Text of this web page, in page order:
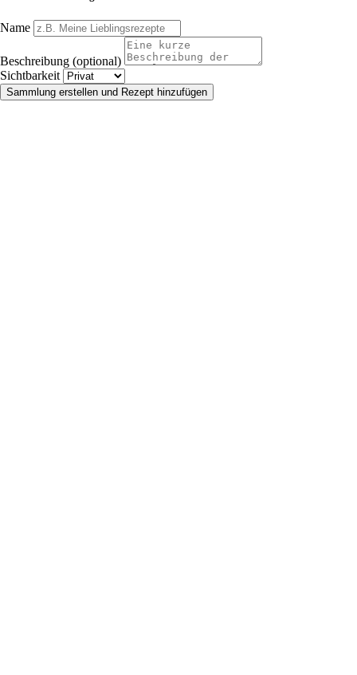
Name
Beschreibung (optional)
Sichtbarkeit
Sammlung erstellen und Rezept hinzufügen